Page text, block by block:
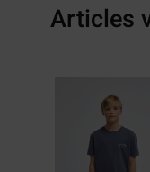
Articles